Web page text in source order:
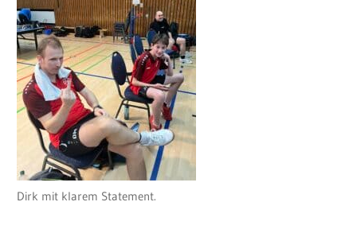
Dirk mit klarem Statement.